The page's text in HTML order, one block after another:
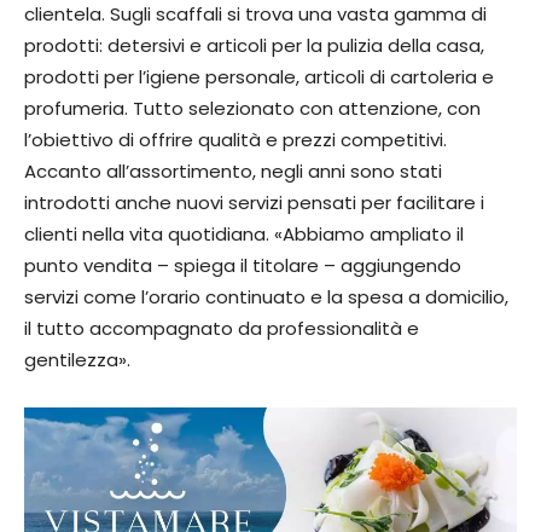
clientela. Sugli scaffali si trova una vasta gamma di
prodotti: detersivi e articoli per la pulizia della casa,
prodotti per l’igiene personale, articoli di cartoleria e
profumeria. Tutto selezionato con attenzione, con
l’obiettivo di offrire qualità e prezzi competitivi.
Accanto all’assortimento, negli anni sono stati
introdotti anche nuovi servizi pensati per facilitare i
clienti nella vita quotidiana. «Abbiamo ampliato il
punto vendita – spiega il titolare – aggiungendo
servizi come l’orario continuato e la spesa a domicilio,
il tutto accompagnato da professionalità e
gentilezza».